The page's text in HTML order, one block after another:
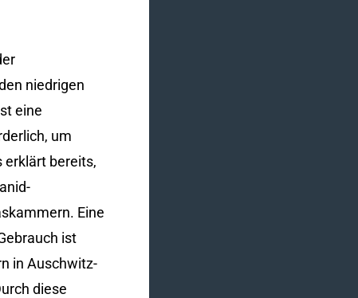
niedrigen
eine
um
erklärt bereits,
Eine
ist
in Auschwitz-
diese